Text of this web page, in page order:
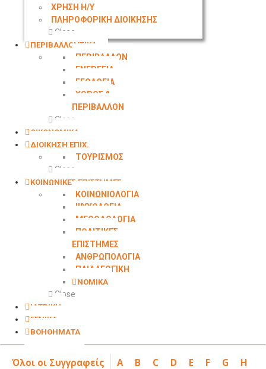
ΧΡΗΣΗ Η/Υ
ΠΛΗΡΟΦΟΡΙΚΗ ΔΙΟΙΚΗΣΗΣ
Close
ΠΕΡΙΒΑΛΛΟΝΤΙΚΑ
ΠΕΡΙΒΑΛΛΟΝ
ΕΝΕΡΓΕΙΑ
ΓΕΩΛOΓΙΑ
ΧΩΡΟΣ &
ΠΕΡΙΒΑΛΛΟΝ
Close
ΟΙΚΟΝΟΜΙΚΑ
ΔΙΟΙΚΗΣΗ ΕΠΙΧ.
ΤΟΥΡΙΣΜΟΣ
Close
ΚΟΙΝΩΝΙΚΕΣ ΕΠΙΣΤΗΜΕΣ
ΚΟΙΝΩΝΙΟΛΟΓΙΑ
ΨΥΧΟΛΟΓΙΑ
ΜΕΘΟΔΟΛΟΓΙΑ
ΠΟΛΙΤΙΚΕΣ
ΕΠΙΣΤΗΜΕΣ
ΑΝΘΡΩΠΟΛΟΓΙΑ
ΠΑΙΔΑΓΩΓΙΚΗ
ΝΟΜΙΚΑ
Close
ΙΑΤΡΙΚΗ
ΓΕΝΙΚΑ
ΒΟΗΘΗΜΑΤΑ
Όλοι οι Συγγραφείς A B C D E F G
H